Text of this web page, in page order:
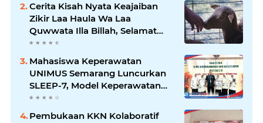
Cerita Kisah Nyata Keajaiban
Zikir Laa Haula Wa Laa
Quwwata Illa Billah, Selamat
dan Membawa Ratusan
Kambing
Mahasiswa Keperawatan
UNIMUS Semarang Luncurkan
SLEEP-7, Model Keperawatan
Digital Hibrida Berbasis Riset
untuk Tingkatkan Kualitas Tidur
Pembukaan KKN Kolaboratif